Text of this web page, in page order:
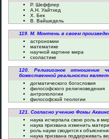
Р. Шеффлер
А.Н. Уайтхед
Х. Бек
В. Вайшедель
119. М. Монтень в своем
астрономии
математике
научной картине мира
схоластике
120. Религиозное отношение
божественной реальности
догматического богословия
философского религиоведения
антропологии
философской теологии
121. Согласно учению Фомы
наука исчерпала свою роль в
наука призвана изменить
роль науки сводится к
наука призвана поддерживать